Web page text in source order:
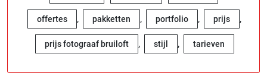
offertes , pakketten , portfolio , prijs ,
prijs fotograaf bruiloft , stijl , tarieven